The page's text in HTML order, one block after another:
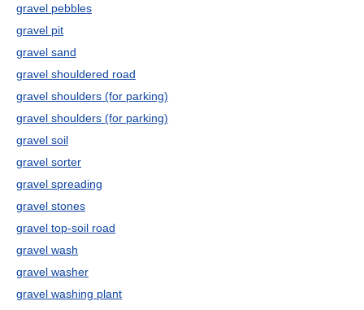
gravel pebbles
gravel pit
gravel sand
gravel shouldered road
gravel shoulders (for parking)
gravel shoulders (for parking)
gravel soil
gravel sorter
gravel spreading
gravel stones
gravel top-soil road
gravel wash
gravel washer
gravel washing plant